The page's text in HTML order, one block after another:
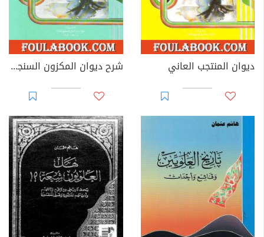
ديوان المنتجب العاني شرح ديوان المكزون السنجاري